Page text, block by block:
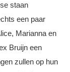
staan
een paar
Marianna en
Bruijn een
zullen op hun